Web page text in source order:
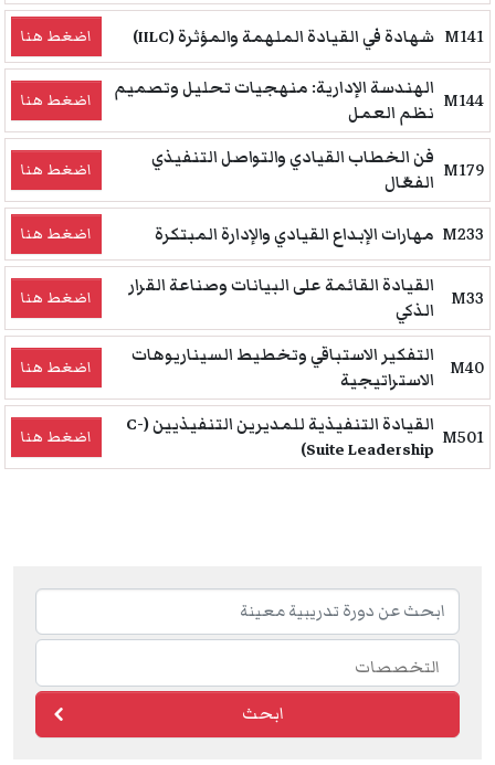
M141 شهادة في القيادة الملهمة والمؤثرة (IILC) اضغط هنا
M144 الهندسة الإدارية: منهجيات تحليل وتصميم
نظم العمل
اضغط هنا
M179 فن الخطاب القيادي والتواصل التنفيذي
الفعّال
اضغط هنا
M233 مهارات الإبداع القيادي والإدارة المبتكرة اضغط هنا
M33
القيادة القائمة على البيانات وصناعة القرار
الذكي
اضغط هنا
M40
التفكير الاستباقي وتخطيط السيناريوهات
الاستراتيجية
اضغط هنا
M501
القيادة التنفيذية للمديرين التنفيذيين (C-
Suite Leadership)
اضغط هنا
ابحث